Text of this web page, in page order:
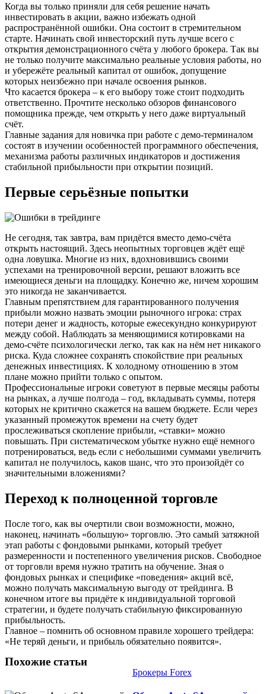
Когда вы только приняли для себя решение начать
инвестировать в акции, важно избежать одной
распространённой ошибки. Она состоит в стремительном
старте. Начинать свой инвесторский путь лучше всего с
открытия демонстрационного счёта у любого брокера. Так вы
не только получите максимально реальные условия работы, но
и убережёте реальный капитал от ошибок, допущение
которых неизбежно при начале освоения рынков.
Что касается брокера – к его выбору тоже стоит подходить
ответственно. Прочтите несколько обзоров финансового
помощника прежде, чем открыть у него даже виртуальный
счёт.
Главные задания для новичка при работе с демо-терминалом
состоят в изучении особенностей программного обеспечения,
механизма работы различных индикаторов и достижения
стабильной прибыльности при открытии позиций.
Первые серьёзные попытки
Не сегодня, так завтра, вам придётся вместо демо-счёта
открыть настоящий. Здесь неопытных торговцев ждёт ещё
одна ловушка. Многие из них, вдохновившись своими
успехами на тренировочной версии, решают вложить все
имеющиеся деньги на площадку. Конечно же, ничем хорошим
это никогда не заканчивается.
Главным препятствием для гарантированного получения
прибыли можно назвать эмоции рыночного игрока: страх
потери денег и жадность, которые ежесекундно конкурируют
между собой. Наблюдать за меняющимися котировками на
демо-счёте психологически легко, так как на нём нет никакого
риска. Куда сложнее сохранять спокойствие при реальных
денежных инвестициях. К холодному отношению в этом
плане можно прийти только с опытом.
Профессиональные игроки советуют в первые месяцы работы
на рынках, а лучше полгода – год, вкладывать суммы, потеря
которых не критично скажется на вашем бюджете. Если через
указанный промежуток времени на счету будет
прослеживаться скопление прибыли, «ставки» можно
повышать. При систематическом убытке нужно ещё немного
потренироваться, ведь если с небольшими суммами увеличить
капитал не получилось, каков шанс, что это произойдёт со
значительными вложениями?
Переход к полноценной торговле
После того, как вы очертили свои возможности, можно,
наконец, начинать «большую» торговлю. Это самый затяжной
этап работы с фондовыми рынками, который требует
размеренности и постепенного увеличения рисков. Свободное
от торговли время нужно тратить на обучение. Зная о
фондовых рынках и специфике «поведения» акций всё,
можно получать максимальную выгоду от трейдинга. В
конечном итоге вы придёте к индивидуальной торговой
стратегии, и будете получать стабильную фиксированную
прибыльность.
Главное – помнить об основном правиле хорошего трейдера:
«Не теряй деньги, и прибыль обязательно появится».
Похожие статьи
Брокеры Forex